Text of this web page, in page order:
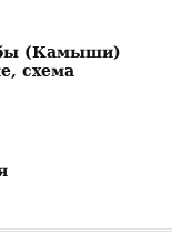
(Камыши)
схема